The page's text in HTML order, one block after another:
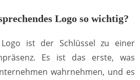
Logo so wichtig?
Logo ist der Schlüssel zu einer
Es ist das erste, was
wahrnehmen, und es